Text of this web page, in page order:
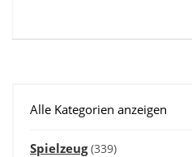
Alle Kategorien anzeigen
Spielzeug (339)